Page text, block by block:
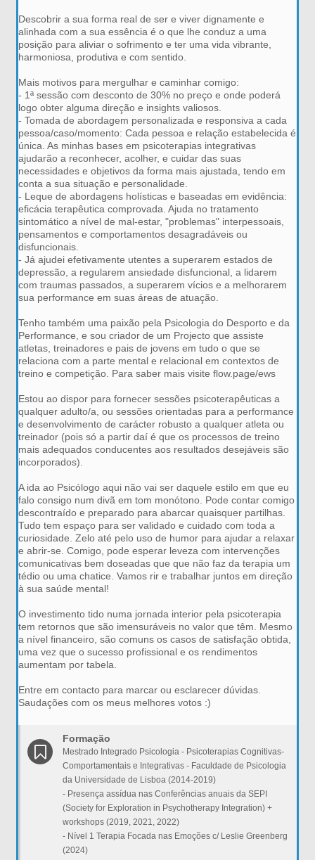
Descobrir a sua forma real de ser e viver dignamente e
alinhada com a sua essência é o que lhe conduz a uma
posição para aliviar o sofrimento e ter uma vida vibrante,
harmoniosa, produtiva e com sentido.
Mais motivos para mergulhar e caminhar comigo:
- 1ª sessão com desconto de 30% no preço e onde poderá
logo obter alguma direção e insights valiosos.
- Tomada de abordagem personalizada e responsiva a cada
pessoa/caso/momento: Cada pessoa e relação estabelecida é
única. As minhas bases em psicoterapias integrativas
ajudarão a reconhecer, acolher, e cuidar das suas
necessidades e objetivos da forma mais ajustada, tendo em
conta a sua situação e personalidade.
- Leque de abordagens holísticas e baseadas em evidência:
eficácia terapêutica comprovada. Ajuda no tratamento
sintomático a nível de mal-estar, "problemas" interpessoais,
pensamentos e comportamentos desagradáveis ou
disfuncionais.
- Já ajudei efetivamente utentes a superarem estados de
depressão, a regularem ansiedade disfuncional, a lidarem
com traumas passados, a superarem vícios e a melhorarem
sua performance em suas áreas de atuação.
Tenho também uma paixão pela Psicologia do Desporto e da
Performance, e sou criador de um Projecto que assiste
atletas, treinadores e pais de jovens em tudo o que se
relaciona com a parte mental e relacional em contextos de
treino e competição. Para saber mais visite flow.page/ews
Estou ao dispor para fornecer sessões psicoterapêuticas a
qualquer adulto/a, ou sessões orientadas para a performance
e desenvolvimento de carácter robusto a qualquer atleta ou
treinador (pois só a partir daí é que os processos de treino
mais adequados conducentes aos resultados desejáveis são
incorporados).
A ida ao Psicólogo aqui não vai ser daquele estilo em que eu
falo consigo num divã em tom monótono. Pode contar comigo
descontraído e preparado para abarcar quaisquer partilhas.
Tudo tem espaço para ser validado e cuidado com toda a
curiosidade. Zelo até pelo uso de humor para ajudar a relaxar
e abrir-se. Comigo, pode esperar leveza com intervenções
comunicativas bem doseadas que que não faz da terapia um
tédio ou uma chatice. Vamos rir e trabalhar juntos em direção
à sua saúde mental!
O investimento tido numa jornada interior pela psicoterapia
tem retornos que são imensuráveis no valor que têm. Mesmo
a nível financeiro, são comuns os casos de satisfação obtida,
uma vez que o sucesso profissional e os rendimentos
aumentam por tabela.
Entre em contacto para marcar ou esclarecer dúvidas.
Saudações com os meus melhores votos :)
Formação
Mestrado Integrado Psicologia - Psicoterapias Cognitivas-
Comportamentais e Integrativas - Faculdade de Psicologia
da Universidade de Lisboa (2014-2019)
- Presença assídua nas Conferências anuais da SEPI
(Society for Exploration in Psychotherapy Integration) +
workshops (2019, 2021, 2022)
- Nível 1 Terapia Focada nas Emoções c/ Leslie Greenberg
(2024)